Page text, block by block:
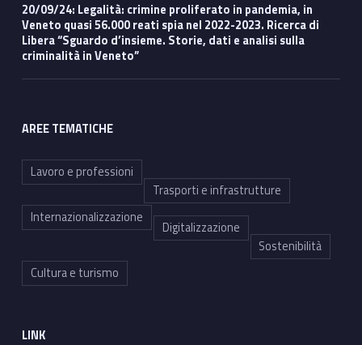
20/09/24: Legalità: crimine proliferato in pandemia, in
Veneto quasi 56.000 reati spia nel 2022-2023. Ricerca di
Libera “Sguardo d’insieme. Storie, dati e analisi sulla
criminalità in Veneto”
AREE TEMATICHE
Lavoro e professioni
Trasporti e infrastrutture
Internazionalizzazione
Digitalizzazione
Sostenibilità
Cultura e turismo
LINK